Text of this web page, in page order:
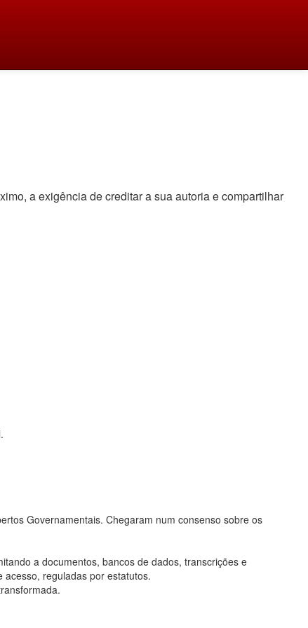
a exigência de creditar a sua autoria e compartilhar
Governamentais. Chegaram num consenso sobre os
a documentos, bancos de dados, transcrições e
reguladas por estatutos.